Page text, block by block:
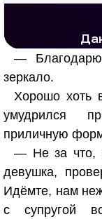
—
зеркало.
Хорошо хоть
умудрился
приличную
— Не за что,
девушка,
Идёмте, нам
с супругой